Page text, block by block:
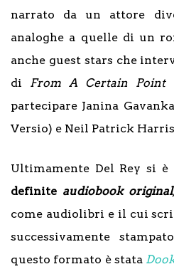
narrato da un attore
analoghe a quelle di un
anche guest stars che
di From A Certain Point
partecipare Janina
Versio) e Neil Patrick
Ultimamente Del Rey si è
definite audiobook original
come audiolibri e il cui
successivamente
questo formato è stata